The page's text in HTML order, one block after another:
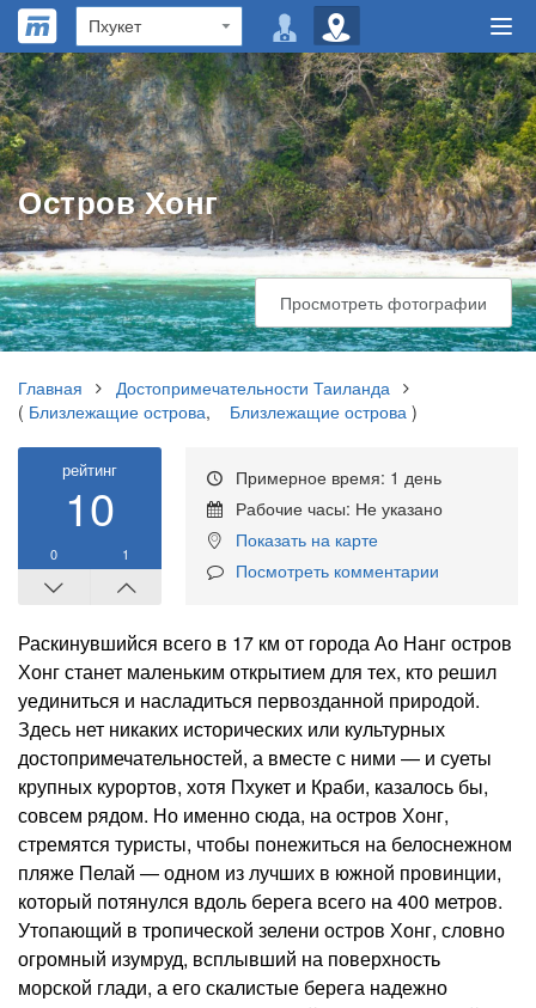
​Остров Хонг
Просмотреть фотографии
Главная
Достопримечательности Таиланда
( Близлежащие острова, Близлежащие острова )
рейтинг
10
0 1
Примерное время: 1 день
Рабочие часы: Не указано
Показать на карте
Посмотреть комментарии
Раскинувшийся всего в 17 км от города Ао Нанг остров
Хонг станет маленьким открытием для тех, кто решил
уединиться и насладиться первозданной природой.
Здесь нет никаких исторических или культурных
достопримечательностей, а вместе с ними — и суеты
крупных курортов, хотя Пхукет и Краби, казалось бы,
совсем рядом. Но именно сюда, на остров Хонг,
стремятся туристы, чтобы понежиться на белоснежном
пляже Пелай — одном из лучших в южной провинции,
который потянулся вдоль берега всего на 400 метров.
Утопающий в тропической зелени остров Хонг, словно
огромный изумруд, всплывший на поверхность
морской глади, а его скалистые берега надежно